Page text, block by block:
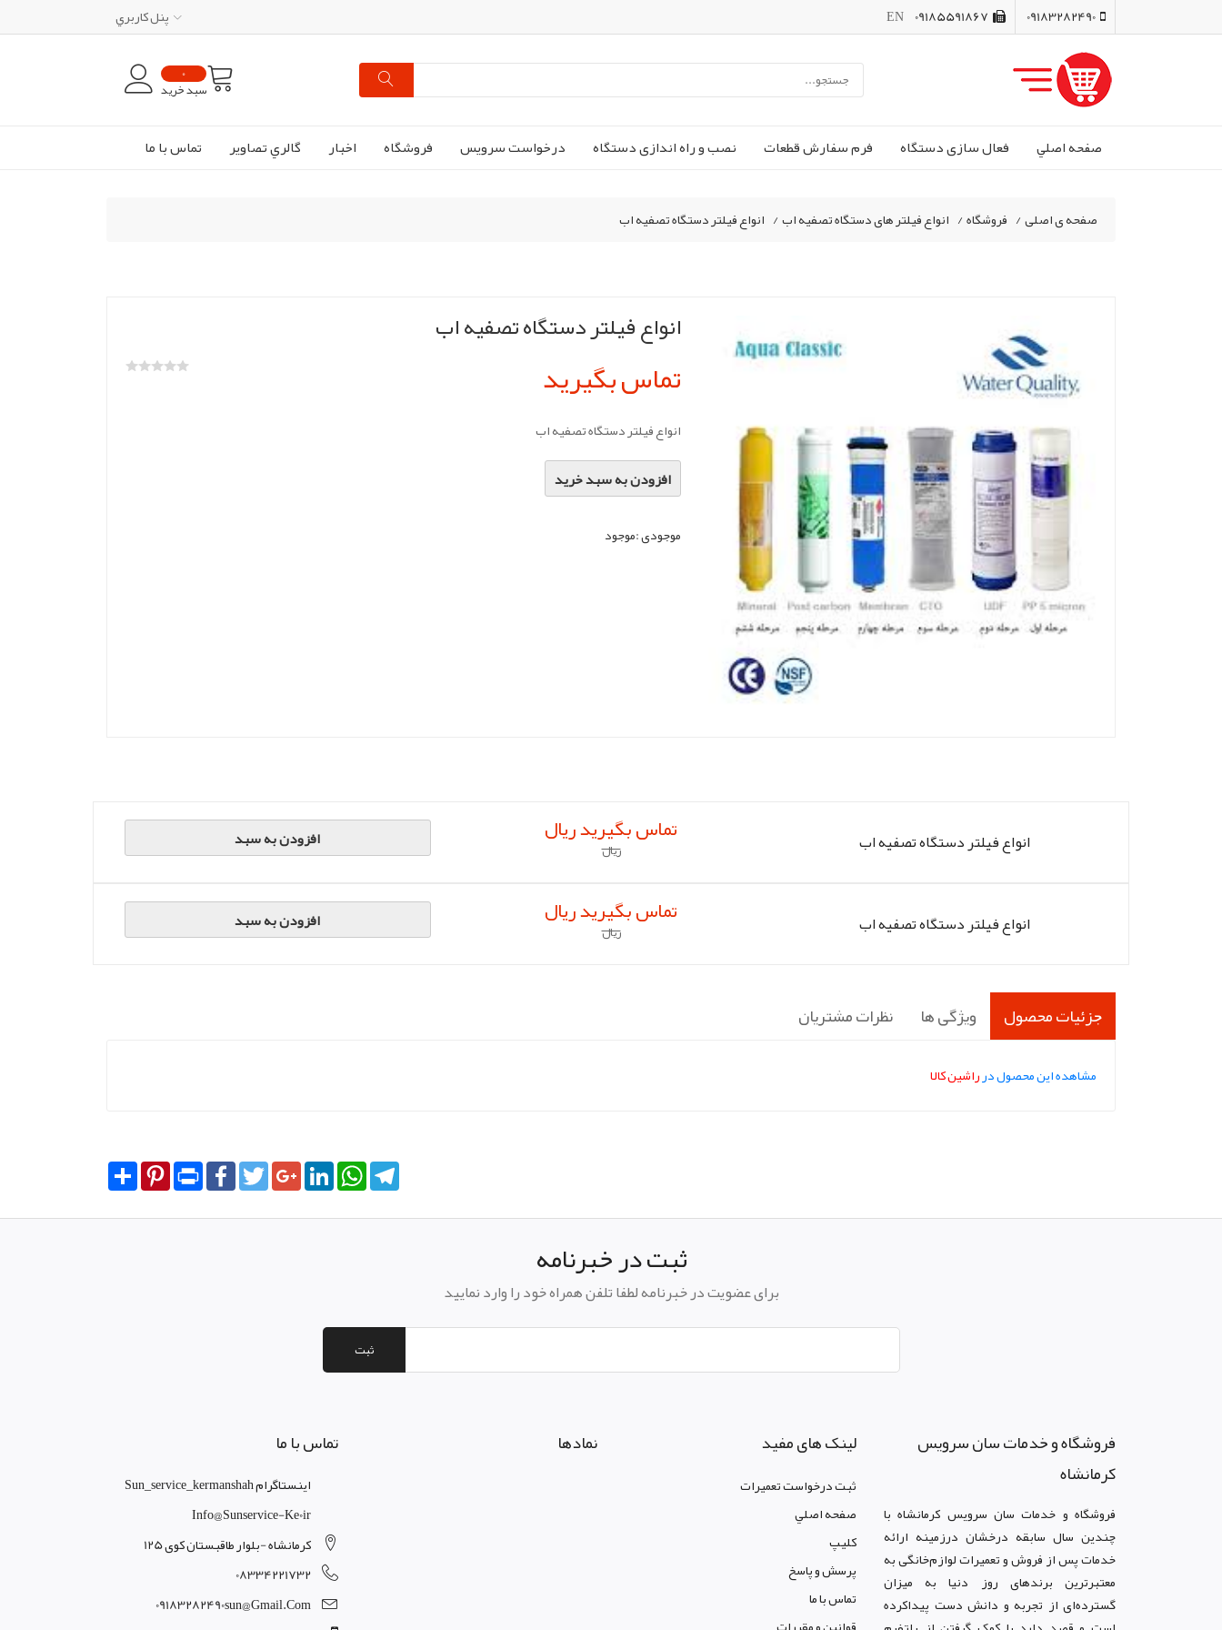
09183282490
09185591867
EN پنل کاربري
0
سبد خرید
صفحه اصلي فعال سازی دستگاه فرم سفارش قطعات نصب و راه اندازی دستگاه درخواست سرویس فروشگاه اخبار گالري تصاوير تماس با ما
صفحه ی اصلی/ فروشگاه/ انواع فیلتر های دستگاه تصفیه اب/ انواع فیلتر دستگاه تصفیه اب
انواع فیلتر دستگاه تصفیه اب
تماس بگیرید
انواع فیلتر دستگاه تصفیه اب
افزودن به سبد خرید
موجودی :موجود
انواع فیلتر دستگاه تصفیه اب تماس بگیرید ریال
ریال افزودن به سبد
انواع فیلتر دستگاه تصفیه اب تماس بگیرید ریال
ریال افزودن به سبد
جزئیات محصول ویژگی ها نظرات مشتریان
مشاهده این محصول درراشین کالا
Share PinterestPrint FacebookTwitterGoogle+LinkedInWhatsApp
ثبت در خبرنامه
برای عضویت در خبرنامه لطفا تلفن همراه خود را وارد نمایید
ثبت
فروشگاه و خدمات سان سرويس
کرمانشاه
فروشگاه و خدمات سان سرويس کرمانشاه با
چندین سال سابقه درخشان درزمینه ارائه
خدمات پس از فروش و تعمیرات لوازم‌خانگی به
معتبرترین برندهای روز دنیا به میزان
گسترده‌ای از تجربه و دانش دست پیداکرده
لینک های مفید
ثبت درخواست تعمیرات
صفحه اصلي
کليپ
پرسش و پاسخ
تماس با ما
نمادها تماس با ما
اینستاگرام Sun_service_kermanshah
Info@sunservice-Ke0ir
کرمانشاه -بلوار طاقبستان کوی 125
08334221732
09183282490sun@gmail.com